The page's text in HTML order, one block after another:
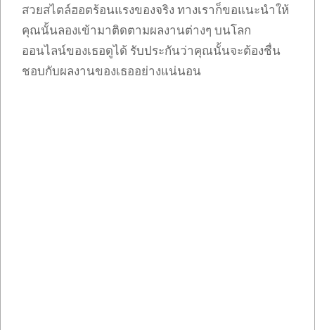
สวยสไตล์ฮอตร้อนแรงของจริง ทางเราก็ขอแนะนำให้
คุณนั้นลองเข้ามาติดตามผลงานต่างๆ บนโลก
ออนไลน์ของเธอดูได้ รับประกันว่าคุณนั้นจะต้องชื่น
ชอบกับผลงานของเธออย่างแน่นอน